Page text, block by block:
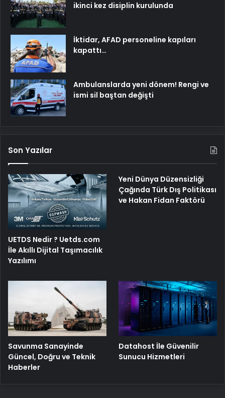
ikinci kez disiplin kurulunda
İktidar, AFAD personeline kapıları
kapattı…
Ambulanslarda yeni dönem! Rengi ve
ismi sil baştan değişti
Son Yazılar
UETDS Nedir ? Uetds.com
İle Akıllı Dijital Taşımacılık
Yazılımı
Yeni Dünya Düzensizliği
Çağında Türk Dış Politikası
ve Hakan Fidan Faktörü
Savunma Sanayinde
Güncel, Doğru ve Teknik
Haberler
Datahost İle Güvenilir
Sunucu Hizmetleri